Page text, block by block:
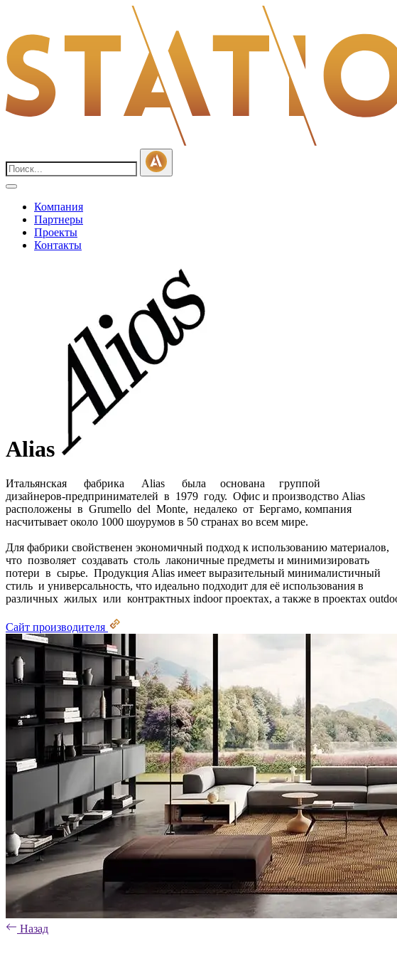
Компания
Партнеры
Проекты
Контакты
Alias
Итальянская фабрика Alias была основана группой
дизайнеров-предпринимателей в 1979 году. Офис и производство Alias
расположены в Grumello del Monte, недалеко от Бергамо, компания
насчитывает около 1000 шоурумов в 50 странах во всем мире.
Для фабрики свойственен экономичный подход к использованию материалов,
что позволяет создавать столь лаконичные предметы и минимизировать
потери в сырье. Продукция Alias имеет выразительный минималистичный
стиль и универсальность, что идеально подходит для её использования в
различных жилых или контрактных indoor проектах, а также в проектах
Сайт производителя
Назад